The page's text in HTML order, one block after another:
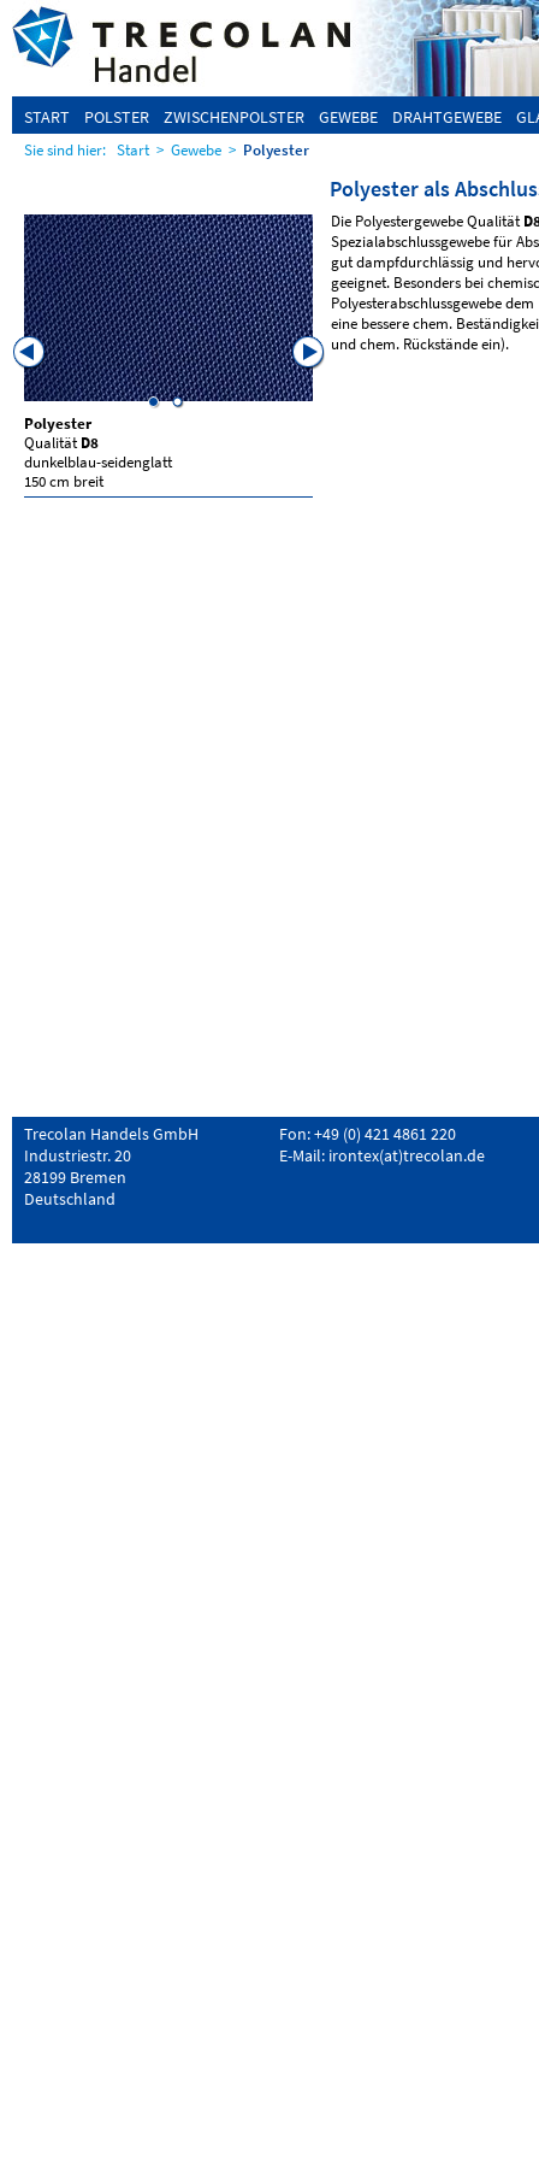
START POLSTER ZWISCHENPOLSTER GEWEBE DRAHTGEWEBE
Sie sind hier: Start > Gewebe > Polyester
Polyester als
Die Polyestergewebe Qualität
Spezialabschlussgewebe für
gut dampfdurchlässig und
geeignet. Besonders bei
Polyesterabschlussgewebe
eine bessere chem.
und chem. Rückstände ein).
Polyester
Qualität D8
dunkelblau-seidenglatt
150 cm breit
Trecolan Handels GmbH
Industriestr. 20
28199 Bremen
Deutschland
Fon: +49 (0) 421 4861 220
E-Mail: irontex(at)trecolan.de